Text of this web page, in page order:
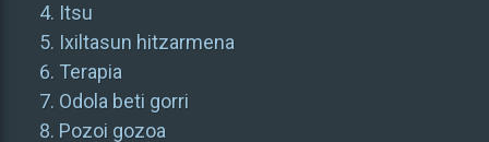
Itsu
Ixiltasun hitzarmena
Terapia
Odola beti gorri
Pozoi gozoa